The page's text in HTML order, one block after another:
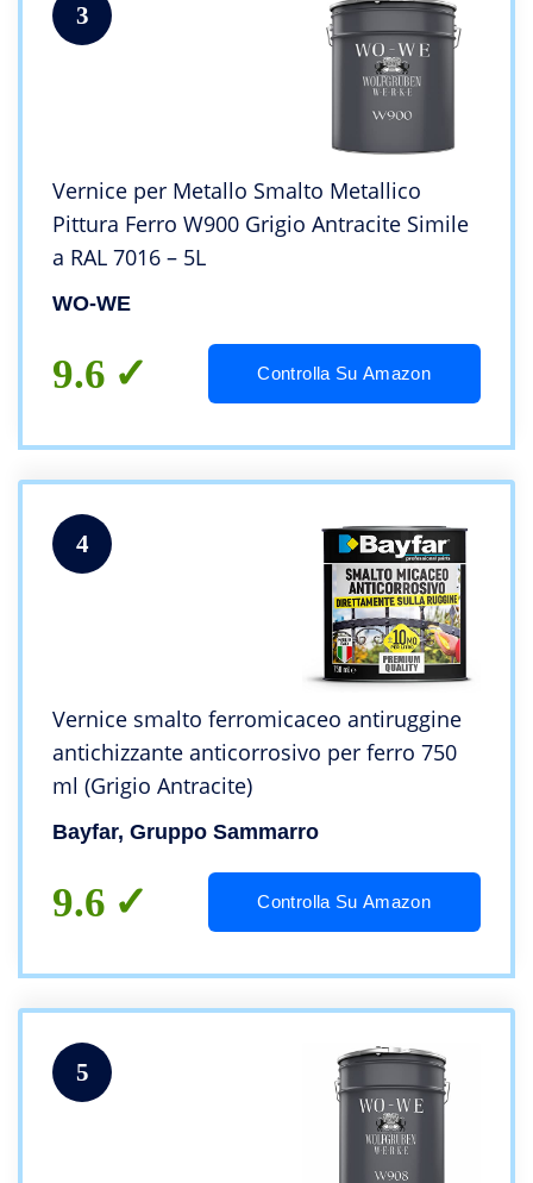
3
Vernice per Metallo Smalto Metallico
Pittura Ferro W900 Grigio Antracite Simile
a RAL 7016 – 5L
WO-WE
9.6 Controlla Su Amazon
4
Vernice smalto ferromicaceo antiruggine
antichizzante anticorrosivo per ferro 750
ml (Grigio Antracite)
Bayfar, Gruppo Sammarro
9.6 Controlla Su Amazon
5